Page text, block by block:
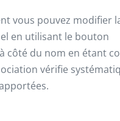
vous pouvez modifier
en utilisant le bouton
côté du nom en étant
vérifie